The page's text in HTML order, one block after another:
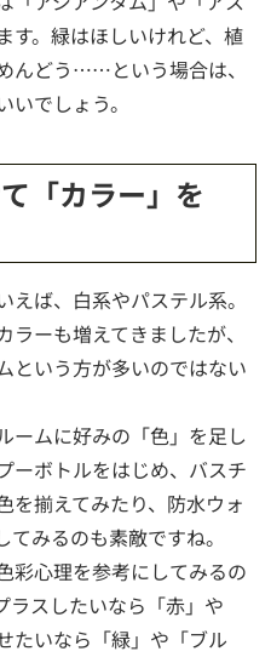
す。緑はほしいけれど、植
んどう……という場合は、
でしょう。
「カラー」を
ば、白系やパステル系。
ーも増えてきましたが、
という方が多いのではない
ームに好みの「色」を足し
ーボトルをはじめ、バスチ
を揃えてみたり、防水ウォ
みるのも素敵ですね。
彩心理を参考にしてみるの
ラスしたいなら「赤」や
たいなら「緑」や「ブル